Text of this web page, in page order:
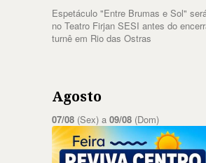
Espetáculo "Entre Brumas e Sol"
no Teatro Firjan SESI antes do
turnê em Rio das Ostras
Agosto
07/08 (Sex) a 09/08 (Dom)